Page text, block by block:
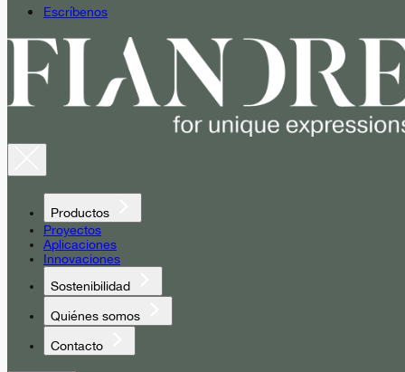
Escríbenos
Productos
Proyectos
Aplicaciones
Innovaciones
Sostenibilidad
Quiénes somos
Contacto